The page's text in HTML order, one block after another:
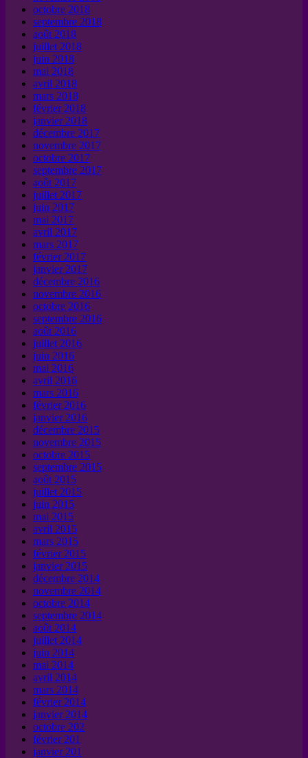
octobre 2018
septembre 2018
août 2018
juillet 2018
juin 2018
mai 2018
avril 2018
mars 2018
février 2018
janvier 2018
décembre 2017
novembre 2017
octobre 2017
septembre 2017
août 2017
juillet 2017
juin 2017
mai 2017
avril 2017
mars 2017
février 2017
janvier 2017
décembre 2016
novembre 2016
octobre 2016
septembre 2016
août 2016
juillet 2016
juin 2016
mai 2016
avril 2016
mars 2016
février 2016
janvier 2016
décembre 2015
novembre 2015
octobre 2015
septembre 2015
août 2015
juillet 2015
juin 2015
mai 2015
avril 2015
mars 2015
février 2015
janvier 2015
décembre 2014
novembre 2014
octobre 2014
septembre 2014
août 2014
juillet 2014
juin 2014
mai 2014
avril 2014
mars 2014
février 2014
janvier 2014
octobre 202
février 201
janvier 201